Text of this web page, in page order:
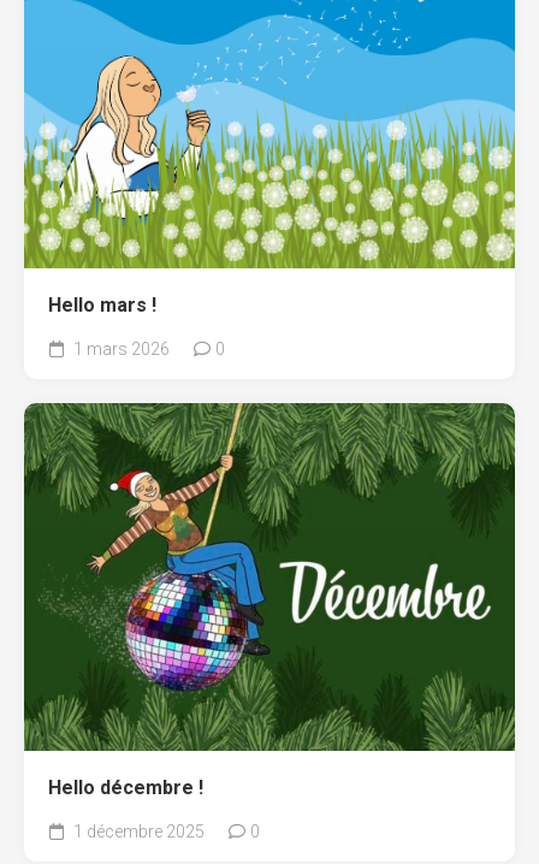
Hello mars !
1 mars 2026 0
Hello décembre !
1 décembre 2025 0